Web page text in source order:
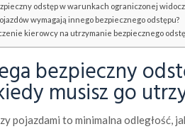
odstęp w warunkach ograniczonej
wymagają innego bezpiecznego odstępu?
kierowcy na utrzymanie bezpiecznego
bezpieczny
musisz go
pojazdami to minimalna odległość,